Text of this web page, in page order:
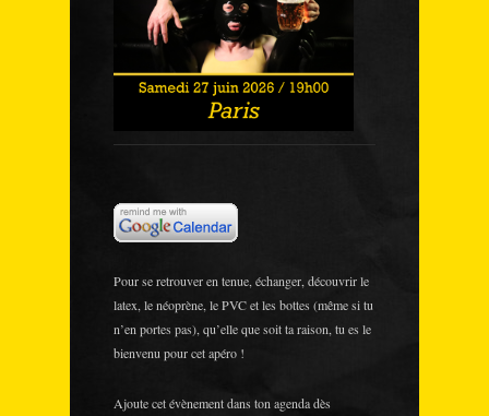
Pour se retrouver en tenue, échanger, découvrir le
latex, le néoprène, le PVC et les bottes (même si tu
n’en portes pas), qu’elle que soit ta raison, tu es le
bienvenu pour cet apéro !
Ajoute cet évènement dans ton agenda dès